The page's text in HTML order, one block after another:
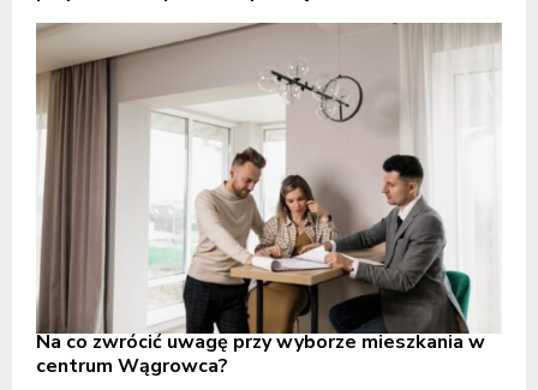
Na co zwrócić uwagę przy wyborze mieszkania w
centrum Wągrowca?